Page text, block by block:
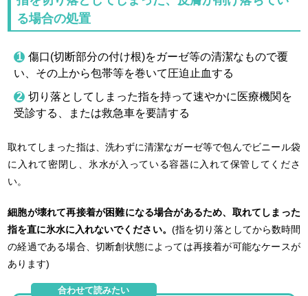
る場合の処置
傷口(切断部分の付け根)をガーゼ等の清潔なもので覆
い、その上から包帯等を巻いて圧迫止血する
切り落としてしまった指を持って速やかに医療機関を
受診する、または救急車を要請する
取れてしまった指は、洗わずに清潔なガーゼ等で包んでビニール袋
に入れて密閉し、氷水が入っている容器に入れて保管してくださ
い。
細胞が壊れて再接着が困難になる場合があるため、取れてしまった
指を直に氷水に入れないでください。 (指を切り落としてから数時間
の経過である場合、切断創状態によっては再接着が可能なケースが
あります)
合わせて読みたい